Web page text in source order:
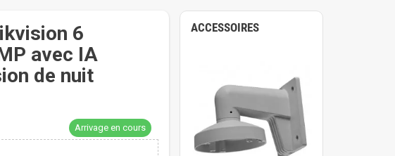
6
avec IA
de nuit
Arrivage en cours
ACCESSOIRES